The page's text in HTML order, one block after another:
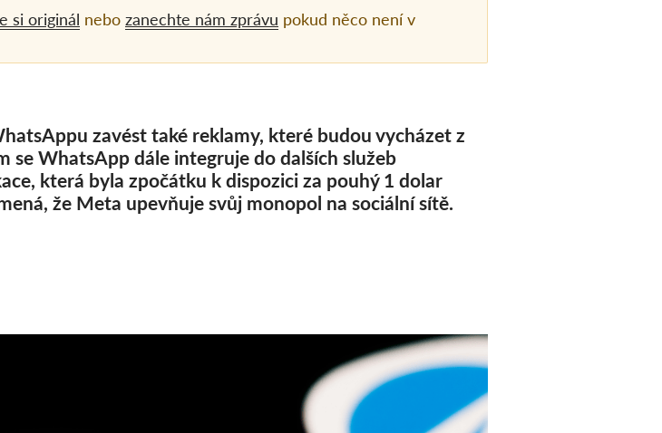
si originál nebo zanechte nám zprávu pokud něco není v
zavést také reklamy, které budou vycházet z
se WhatsApp dále integruje do dalších služeb
která byla zpočátku k dispozici za pouhý 1 dolar
že Meta upevňuje svůj monopol na sociální sítě.